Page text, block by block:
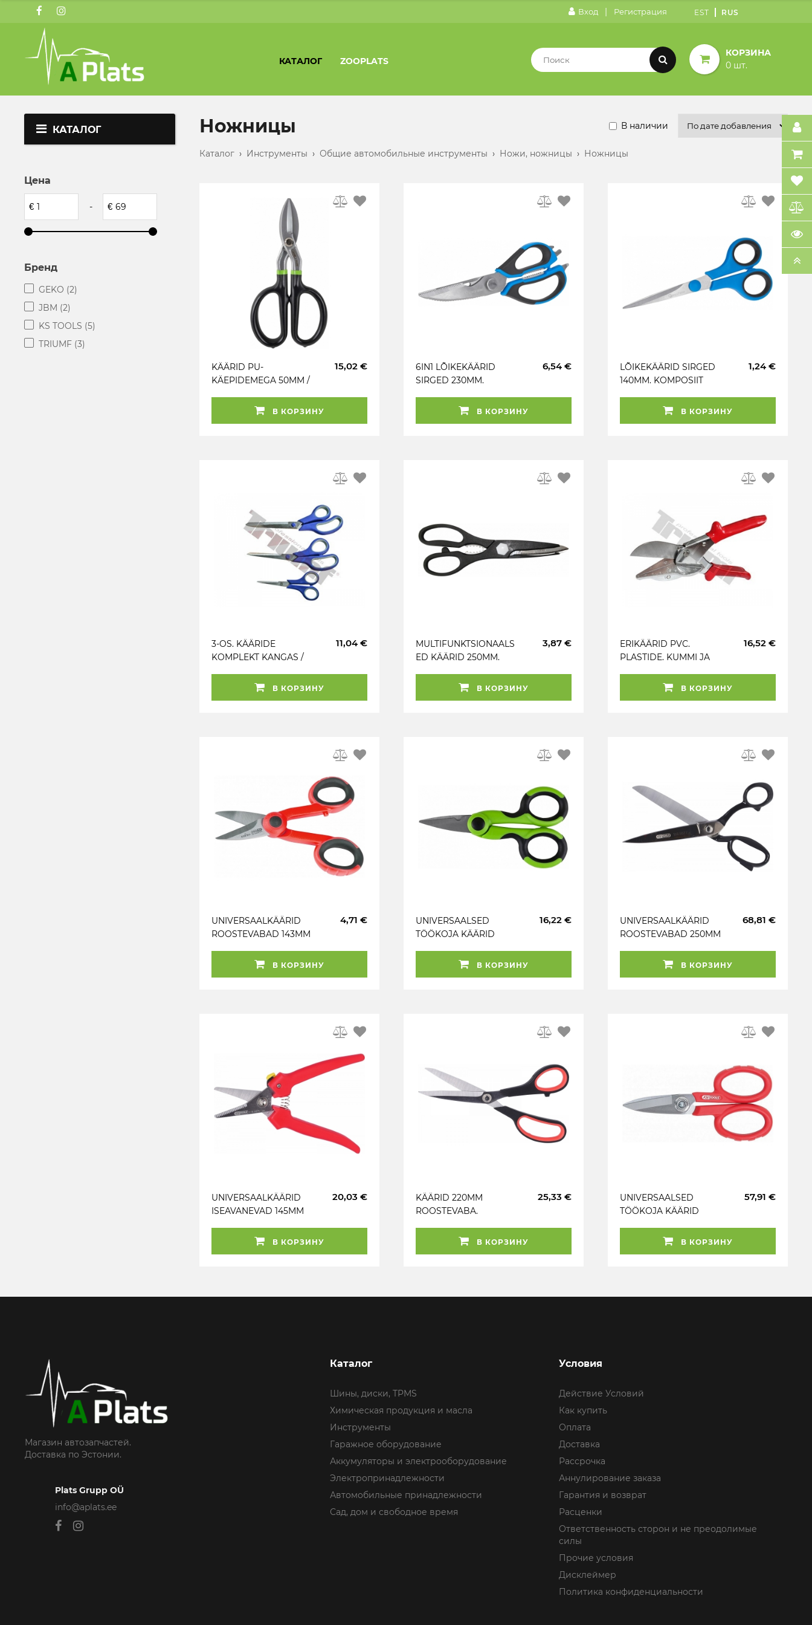
Вход | Регистрация EST RUS
КАТАЛОГ ZOOPLATS
КОРЗИНА
0 шт.
КАТАЛОГ
Цена
€ - €
Бренд
GEKO (2)
JBM (2)
KS TOOLS (5)
TRIUMF (3)
Ножницы
Каталог › Инструменты › Общие автомобильные инструменты › Ножи, ножницы › Ножницы
В наличии
KÄÄRID PU-
KÄEPIDEMEGA 50MM /
15,02 €
В КОРЗИНУ
6IN1 LÕIKEKÄÄRID
SIRGED 230MM.
SÕRMEOSA GEKO
6,54 €
В КОРЗИНУ
LÕIKEKÄÄRID SIRGED
140MM. KOMPOSIIT
1,24 €
В КОРЗИНУ
3-OS. KÄÄRIDE
KOMPLEKT KANGAS /
UNIVERSAALSED JA
11,04 €
В КОРЗИНУ
MULTIFUNKTSIONAALS
ED KÄÄRID 250MM.
LÕIKETERAD (EI LIBISE)
3,87 €
В КОРЗИНУ
ERIKÄÄRID PVC.
PLASTIDE. KUMMI JA
220MM TRIUMF
16,52 €
В КОРЗИНУ
UNIVERSAALKÄÄRID
ROOSTEVABAD 143MM
4,71 €
В КОРЗИНУ
UNIVERSAALSED
TÖÖKOJA KÄÄRID
16,22 €
В КОРЗИНУ
UNIVERSAALKÄÄRID
ROOSTEVABAD 250MM
68,81 €
В КОРЗИНУ
UNIVERSAALKÄÄRID
ISEAVANEVAD 145MM
TERA KS TOOLS
20,03 €
В КОРЗИНУ
KÄÄRID 220MM
ROOSTEVABA.
25,33 €
В КОРЗИНУ
UNIVERSAALSED
TÖÖKOJA KÄÄRID
57,91 €
В КОРЗИНУ
Магазин автозапчастей.
Доставка по Эстонии.
Plats Grupp OÜ
info@aplats.ee
Каталог
Шины, диски, TPMS
Химическая продукция и масла
Инструменты
Гаражное оборудование
Аккумуляторы и электрооборудование
Электропринадлежности
Автомобильные принадлежности
Сад, дом и свободное время
Условия
Действие Условий
Как купить
Оплата
Доставка
Рассрочка
Аннулирование заказа
Гарантия и возврат
Расценки
Ответственность сторон и не преодолимые
силы
Прочие условия
Дисклеймер
Политика конфиденциальности